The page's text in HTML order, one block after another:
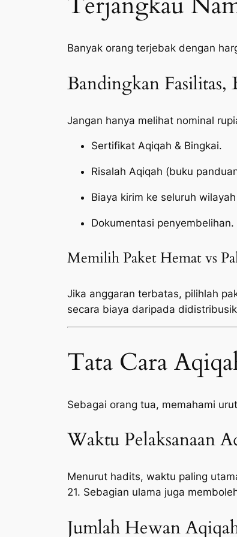
Banyak orang terjebak dengan
Bandingkan
Jangan hanya melihat nominal
Sertifikat Aqiqah & Bingkai.
Risalah Aqiqah (buku
Biaya kirim ke seluruh
Dokumentasi penyembelihan.
Memilih Paket Hemat vs
Jika anggaran terbatas, pilihlah
secara biaya daripada
Tata Cara
Sebagai orang tua, memahami
Waktu Pelaksanaan
Menurut hadits, waktu paling
21. Sebagian ulama juga
Jumlah Hewan